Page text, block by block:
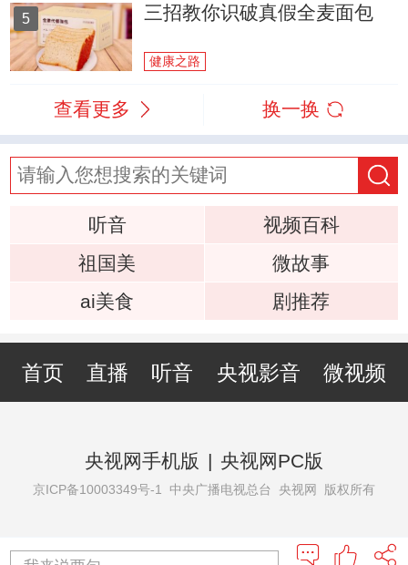
5 三招教你识破真假全麦面包
健康之路
查看更多 换一换
听音
视频百科
祖国美
微故事
ai美食
剧推荐
首页 直播 听音 央视影音 微视频
央视网手机版 | 央视网PC版
京ICP备10003349号-1 中央广播电视总台 央视网 版权所有